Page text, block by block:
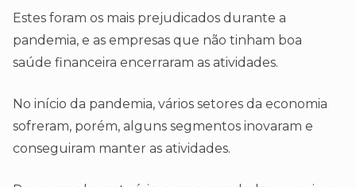
Estes foram os mais prejudicados durante a
pandemia, e as empresas que não tinham boa
saúde financeira encerraram as atividades.
No início da pandemia, vários setores da economia
sofreram, porém, alguns segmentos inovaram e
conseguiram manter as atividades.